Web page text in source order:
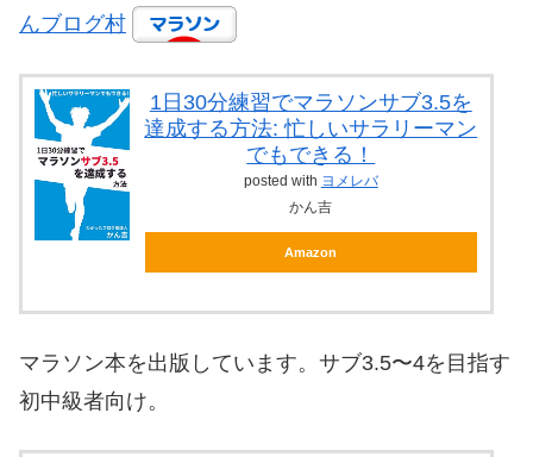
んブログ村
1日30分練習でマラソンサブ3.5を
達成する方法: 忙しいサラリーマン
でもできる！
posted with ヨメレバ
かん吉
Amazon
マラソン本を出版しています。サブ3.5〜4を目指す
初中級者向け。